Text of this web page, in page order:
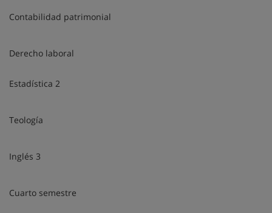
Contabilidad patrimonial
Derecho laboral
Estadística 2
Teología
Inglés 3
Cuarto semestre